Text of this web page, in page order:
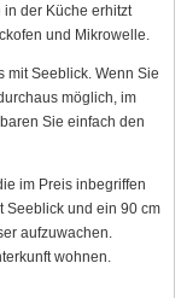
der Küche erhitzt
und Mikrowelle.
mit Seeblick. Wenn Sie
möglich, im
Sie einfach den
im Preis inbegriffen
Seeblick und ein 90 cm
aufzuwachen.
wohnen.